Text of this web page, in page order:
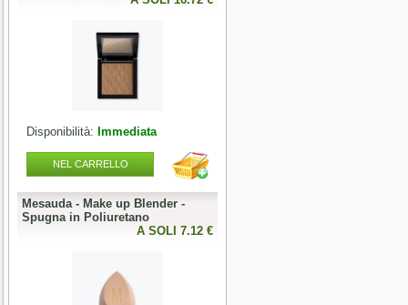
Disponibilità: Immediata
NEL CARRELLO
Mesauda - Make up Blender -
Spugna in Poliuretano
A SOLI 7.12 €